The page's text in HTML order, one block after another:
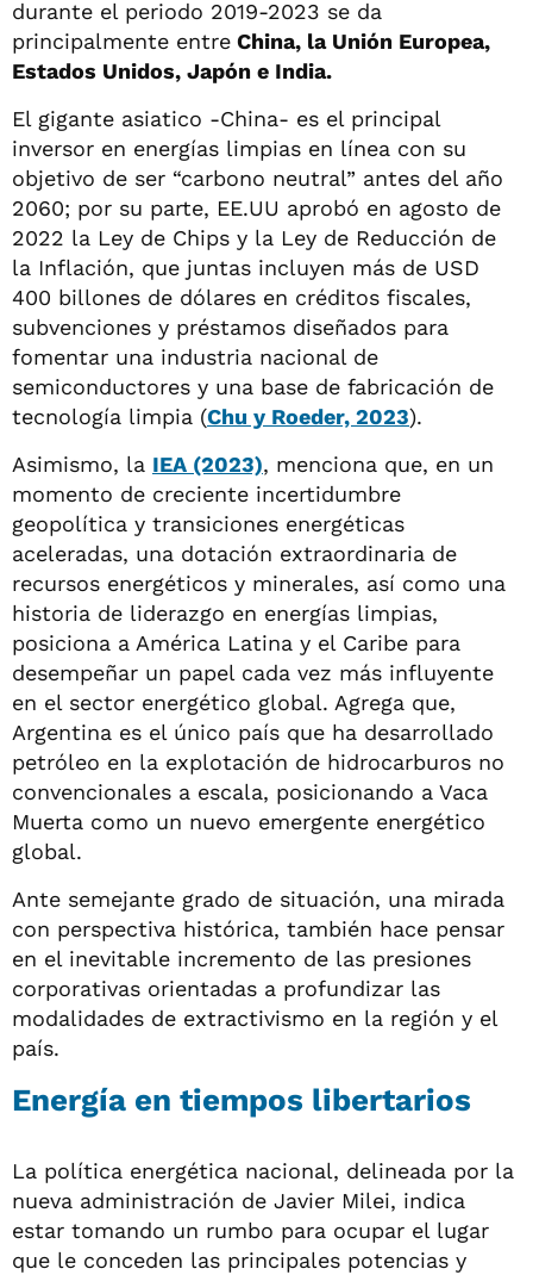
durante el periodo 2019-2023 se da
principalmente entre China, la Unión Europea,
Estados Unidos, Japón e India.
El gigante asiatico -China- es el principal
inversor en energías limpias en línea con su
objetivo de ser “carbono neutral” antes del año
2060; por su parte, EE.UU aprobó en agosto de
2022 la Ley de Chips y la Ley de Reducción de
la Inflación, que juntas incluyen más de USD
400 billones de dólares en créditos fiscales,
subvenciones y préstamos diseñados para
fomentar una industria nacional de
semiconductores y una base de fabricación de
tecnología limpia (Chu y Roeder, 2023).
Asimismo, la IEA (2023), menciona que, en un
momento de creciente incertidumbre
geopolítica y transiciones energéticas
aceleradas, una dotación extraordinaria de
recursos energéticos y minerales, así como una
historia de liderazgo en energías limpias,
posiciona a América Latina y el Caribe para
desempeñar un papel cada vez más influyente
en el sector energético global. Agrega que,
Argentina es el único país que ha desarrollado
petróleo en la explotación de hidrocarburos no
convencionales a escala, posicionando a Vaca
Muerta como un nuevo emergente energético
global.
Ante semejante grado de situación, una mirada
con perspectiva histórica, también hace pensar
en el inevitable incremento de las presiones
corporativas orientadas a profundizar las
modalidades de extractivismo en la región y el
país.
Energía en tiempos libertarios
La política energética nacional, delineada por la
nueva administración de Javier Milei, indica
estar tomando un rumbo para ocupar el lugar
que le conceden las principales potencias y